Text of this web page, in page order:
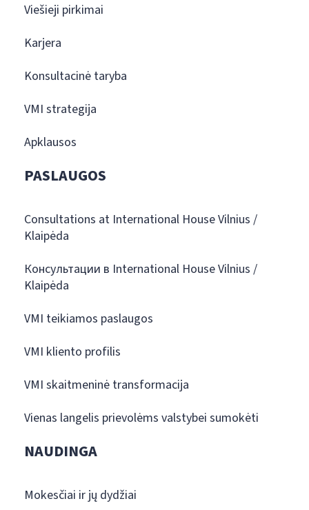
Viešieji pirkimai
Karjera
Konsultacinė taryba
VMI strategija
Apklausos
PASLAUGOS
Consultations at International House Vilnius /
Klaipėda
Консультации в International House Vilnius /
Klaipėda
VMI teikiamos paslaugos
VMI kliento profilis
VMI skaitmeninė transformacija
Vienas langelis prievolėms valstybei sumokėti
NAUDINGA
Mokesčiai ir jų dydžiai